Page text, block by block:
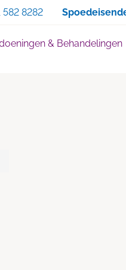
582 8282
& Behandelingen